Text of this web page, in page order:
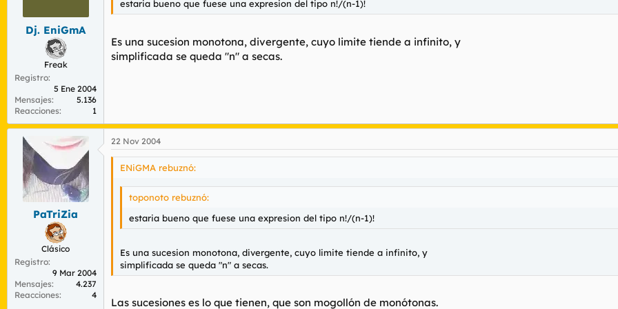
Dj. EniGmA
Freak
Registro
5 Ene 2004
Mensajes
5.136
Reacciones
1
estaria bueno que fuese una expresion del tipo n!/(n-1)!
Es una sucesion monotona, divergente, cuyo limite tiende a infinito, y
simplificada se queda "n" a secas.
PaTriZia
Clásico
Registro
9 Mar 2004
Mensajes
4.237
Reacciones
4
22 Nov 2004
ENiGMA rebuznó:
toponoto rebuznó:
estaria bueno que fuese una expresion del tipo n!/(n-1)!
Es una sucesion monotona, divergente, cuyo limite tiende a infinito, y
simplificada se queda "n" a secas.
Las sucesiones es lo que tienen, que son mogollón de monótonas.